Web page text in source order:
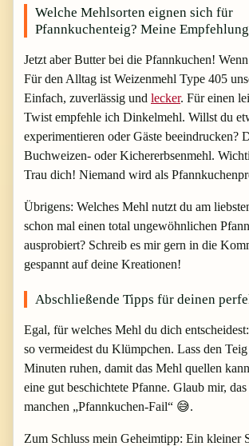
Welche Mehlsorten eignen sich für
Pfannkuchenteig? Meine Empfehlung
Jetzt aber Butter bei die Pfannkuchen!
Für den Alltag ist Weizenmehl Type 405
Einfach, zuverlässig und lecker. Für einen
Twist empfehle ich Dinkelmehl. Willst du
experimentieren oder Gäste beeindrucken?
Buchweizen- oder Kichererbsenmehl.
Trau dich! Niemand wird als
Übrigens: Welches Mehl nutzt du am
schon mal einen total ungewöhnlichen
ausprobiert? Schreib es mir gern in die
gespannt auf deine Kreationen!
Abschließende Tipps für deinen
Egal, für welches Mehl du dich
so vermeidest du Klümpchen. Lass den
Minuten ruhen, damit das Mehl quellen
eine gut beschichtete Pfanne. Glaub mir,
manchen „Pfannkuchen-Fail“ 😅.
Zum Schluss mein Geheimtipp: Ein kleiner